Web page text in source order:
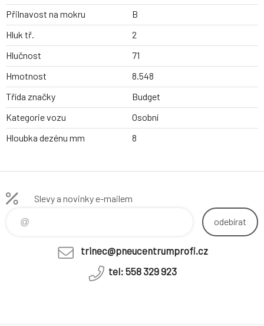
Přilnavost na mokru
B
Hluk tř.
2
Hlučnost
71
Hmotnost
8.548
Třída značky
Budget
Kategorie vozu
Osobní
Hloubka dezénu mm
8
Slevy a novinky e-mailem
odebírat
trinec@pneucentrumprofi.cz
tel: 558 329 923